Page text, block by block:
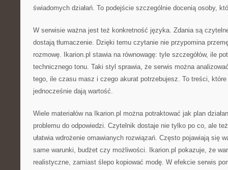
świadomych działań. To podejście szczególnie docenią osoby,
W serwisie ważna jest też konkretność języka. Zdania są
dostają tłumaczenie. Dzięki temu czytanie nie przypomina
rozmowę. Ikarion.pl stawia na równowagę: tyle szczegółów, ile
technicznego tonu. Taki styl sprawia, że serwis można
tego, ile czasu masz i czego akurat potrzebujesz. To treści,
jednocześnie dają wartość.
Wiele materiałów na Ikarion.pl można potraktować jak plan
problemu do odpowiedzi. Czytelnik dostaje nie tylko po co, ale
ułatwia wdrożenie omawianych rozwiązań. Często pojawiają się
same warunki, budżet czy możliwości. Ikarion.pl pokazuje, że
realistyczne, zamiast ślepo kopiować modę. W efekcie serwis